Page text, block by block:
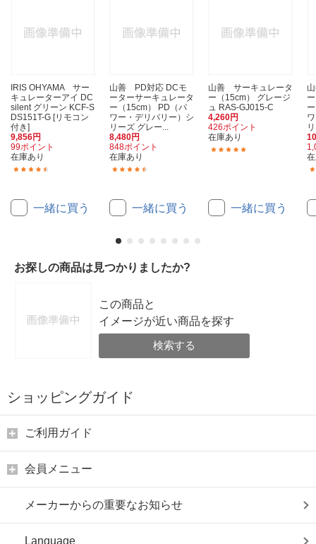
IRIS OHYAMA サー
キュレーターアイ DC
silent グリーン KCF-S
DS151T-G [リモコン
付き]
9,856円
99ポイント
在庫あり
一緒に買う
山善 PD対応 DCモ
ーターサーキュレータ
ー（15cm） PD（パ
ワー・デリバリー）シ
リーズ グレー...
8,480円
848ポイント
在庫あり
一緒に買う
山善 サーキュレータ
ー（15cm） グレージ
ュ RAS-GJ015-C
4,260円
426ポイント
在庫あり
一緒に買う
お探しの商品は見つかりましたか?
この商品と
イメージが近い商品を探す
検索する
ショッピングガイド
ご利用ガイド
会員メニュー
メーカーからの重要なお知らせ
Language